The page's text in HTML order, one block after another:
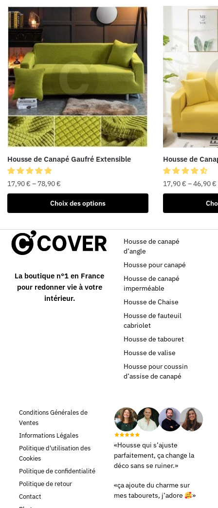
Housse de Canapé Gaufré Extensible
17,90€ – 78,90€
Choix des options
Housse de
17,90€ –46,90€
La boutique n°1 en France
pour redonner vie à votre
intérieur.
Housse de canapé
d’angle
Housse pour canapé
Housse de canapé
imperméable
Housse de Chaise
Housse de fauteuil
cabriolet
Housse de tabouret
Housse de valise
Housse pour coussin
d’assise de canapé
Conditions Générales de
Ventes
Informations Légales
Politique d'utilisation des
Cookies
Politique de confidentialité
Politique de retour
Contact
«Housse qui s’ajuste
parfaitement, ça change la
déco sans se ruiner.»
«ça ajoute du charme sur
mes tabourets, j’adore
»